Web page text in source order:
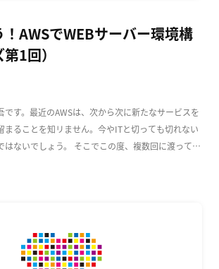
AWSでWEBサーバー環境構
1回）
です。最近のAWSは、次から次に新たなサービスを
まることを知リません。今やITと切っても切れない
はないでしょう。 そこでこの度、複数回に渡って